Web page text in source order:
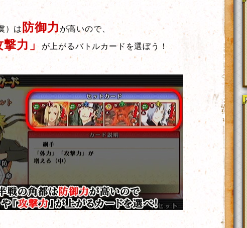
）は 防御力 が高いので、
撃力」 が上がるバトルカードを選ぼう！